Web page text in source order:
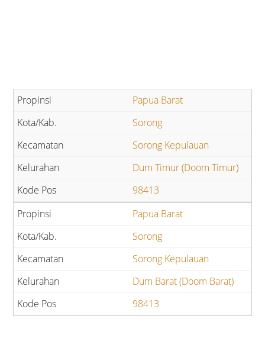
Papua Barat
Sorong
Sorong Kepulauan
Dum Timur (Doom Timur)
98413
Papua Barat
Sorong
Sorong Kepulauan
Dum Barat (Doom Barat)
98413